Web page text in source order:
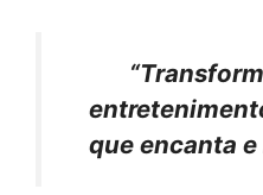
que encanta